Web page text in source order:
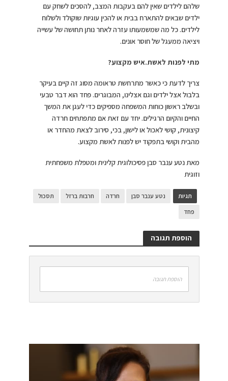
שלהם לילדים שאין להם בעקבות המצב, להסכים לשחק עם
ילדים שבאים להתארח בבית או להכין עוגיות שוקולד ולשלוח
לילדים. כל מה שמשמעותו עזרה לאחר נותן תחושה של עשייה
ויציאה ממעגל של חוסר אונים.
מתי לפנות לאשת.איש מקצוע?
צריך לדעת כי כאשר מתרחשת טראומה מסוג זה קיים בעיקר
בלבול אצל ילדים וגם אצלינו, המבוגרים. פחד הוא דבר טבעי
ובשלב ראשון כוחות המשפחה מספיקים כדי לעגן את המשך
החיים והקיום הרגילים. יחד עם זאת אם מתפתחים חרדה
קיצונית, קושי לאכול או לישון, בכי, סירוב לצאת מהחדר או
מהבית וקושי בתפקוד יש לפנות לאשת מקצוע.
מאת נטע ענבר סבן פסיכולוגית קלינית ומטפלת משפחתית
וזוגית
תגיות נטע ענבר סבן חרדה חרבות ברזל
תסכול
פחד
הוספת תגובה
הוספת תגובה